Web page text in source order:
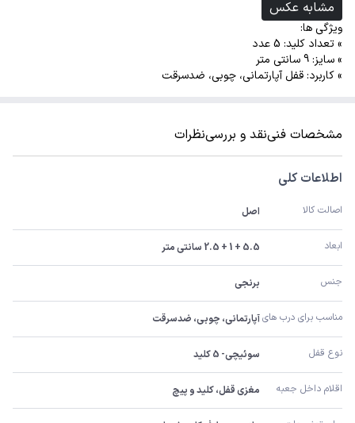
مشابه عکس
ویژگی ها:
» تعداد کلید: 5 عدد
» سایز: 9 سانتی متر
» کاربرد: قفل آپارتمانی، چوبی، ضدسرقت
مشخصات فنینقد و بررسینظرات
اطلاعات کلی
اصالت کالا اصل
ابعاد 5.5 + 1 + 2.5 سانتی متر
جنس برنجی
مناسب برای درب هایآپارتمانی، چوبی، ضدسرقت
نوع قفل سوئیچی- 5 کلید
اقلام داخل جعبه مغزی قفل، کلید و پیچ